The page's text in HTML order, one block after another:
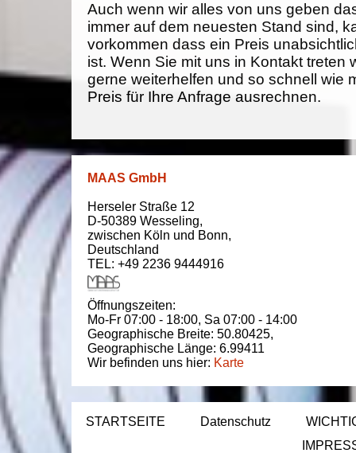
Auch wenn wir alles von uns geben
immer auf dem neuesten Stand sind,
vorkommen dass ein Preis
ist. Wenn Sie mit uns in Kontakt treten
gerne weiterhelfen und so schnell wie
Preis für Ihre Anfrage ausrechnen.
MAAS GmbH
Herseler Straße 12
D-50389 Wesseling,
zwischen Köln und Bonn,
Deutschland
TEL: +49 2236 9444916
Öffnungszeiten:
Mo-Fr 07:00 - 18:00, Sa 07:00 - 14:00
Geographische Breite: 50.80425,
Geographische Länge: 6.99411
Wir befinden uns hier: Karte
STARTSEITE Datenschutz